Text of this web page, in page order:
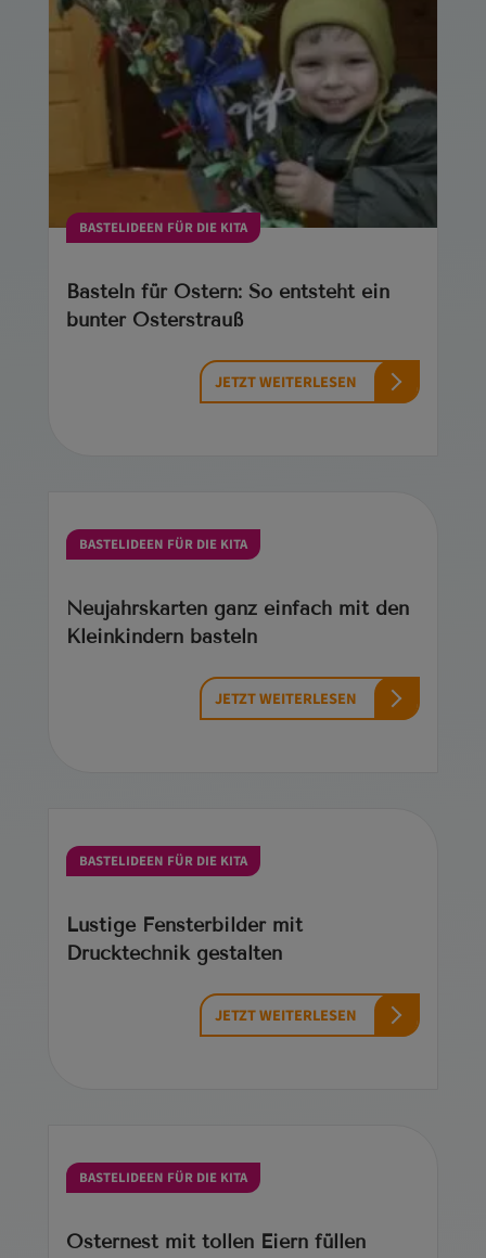
BASTELIDEEN FÜR DIE KITA
Basteln für Ostern: So entsteht ein
bunter Osterstrauß
JETZT WEITERLESEN
BASTELIDEEN FÜR DIE KITA
Neujahrskarten ganz einfach mit den
Kleinkindern basteln
JETZT WEITERLESEN
BASTELIDEEN FÜR DIE KITA
Lustige Fensterbilder mit
Drucktechnik gestalten
JETZT WEITERLESEN
BASTELIDEEN FÜR DIE KITA
Osternest mit tollen Eiern füllen